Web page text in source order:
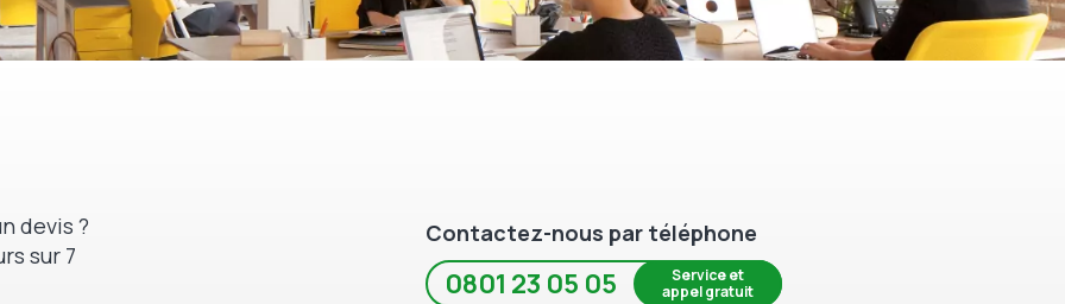
devis ?
sur 7
Contactez-nous par téléphone
0801 23 05 05
Service et
appel gratuit